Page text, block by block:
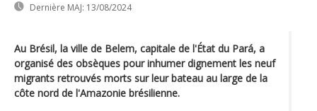
Dernière MAJ: 13/08/2024
Au Brésil, la ville de Belem, capitale de l'État du Pará, a
organisé des obsèques pour inhumer dignement les neuf
migrants retrouvés morts sur leur bateau au large de la
côte nord de l'Amazonie brésilienne.